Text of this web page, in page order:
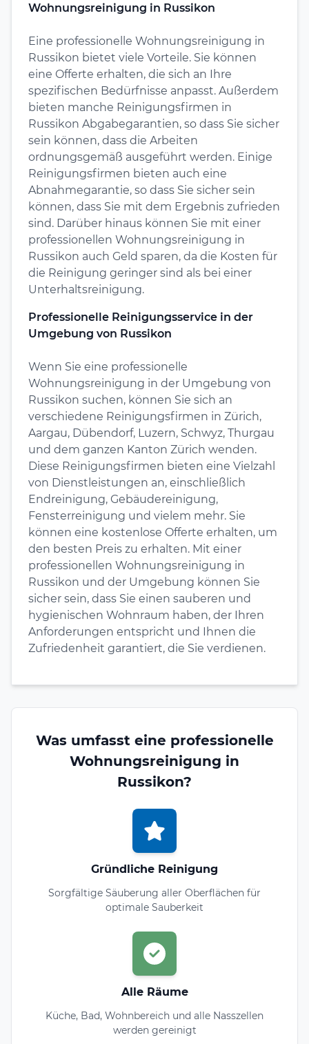
Wohnungsreinigung in Russikon
Eine professionelle Wohnungsreinigung in
Russikon bietet viele Vorteile. Sie können
eine Offerte erhalten, die sich an Ihre
spezifischen Bedürfnisse anpasst. Außerdem
bieten manche Reinigungsfirmen in
Russikon Abgabegarantien, so dass Sie sicher
sein können, dass die Arbeiten
ordnungsgemäß ausgeführt werden. Einige
Reinigungsfirmen bieten auch eine
Abnahmegarantie, so dass Sie sicher sein
können, dass Sie mit dem Ergebnis zufrieden
sind. Darüber hinaus können Sie mit einer
professionellen Wohnungsreinigung in
Russikon auch Geld sparen, da die Kosten für
die Reinigung geringer sind als bei einer
Unterhaltsreinigung.
Professionelle Reinigungsservice in der
Umgebung von Russikon
Wenn Sie eine professionelle
Wohnungsreinigung in der Umgebung von
Russikon suchen, können Sie sich an
verschiedene Reinigungsfirmen in Zürich,
Aargau, Dübendorf, Luzern, Schwyz, Thurgau
und dem ganzen Kanton Zürich wenden.
Diese Reinigungsfirmen bieten eine Vielzahl
von Dienstleistungen an, einschließlich
Endreinigung, Gebäudereinigung,
Fensterreinigung und vielem mehr. Sie
können eine kostenlose Offerte erhalten, um
den besten Preis zu erhalten. Mit einer
professionellen Wohnungsreinigung in
Russikon und der Umgebung können Sie
sicher sein, dass Sie einen sauberen und
hygienischen Wohnraum haben, der Ihren
Anforderungen entspricht und Ihnen die
Zufriedenheit garantiert, die Sie verdienen.
Was umfasst eine professionelle
Wohnungsreinigung in
Russikon?
Gründliche Reinigung
Sorgfältige Säuberung aller Oberflächen für
optimale Sauberkeit
Alle Räume
Küche, Bad, Wohnbereich und alle Nasszellen
werden gereinigt